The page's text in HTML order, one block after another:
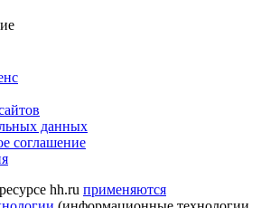
данных
соглашение
hh.ru применяются